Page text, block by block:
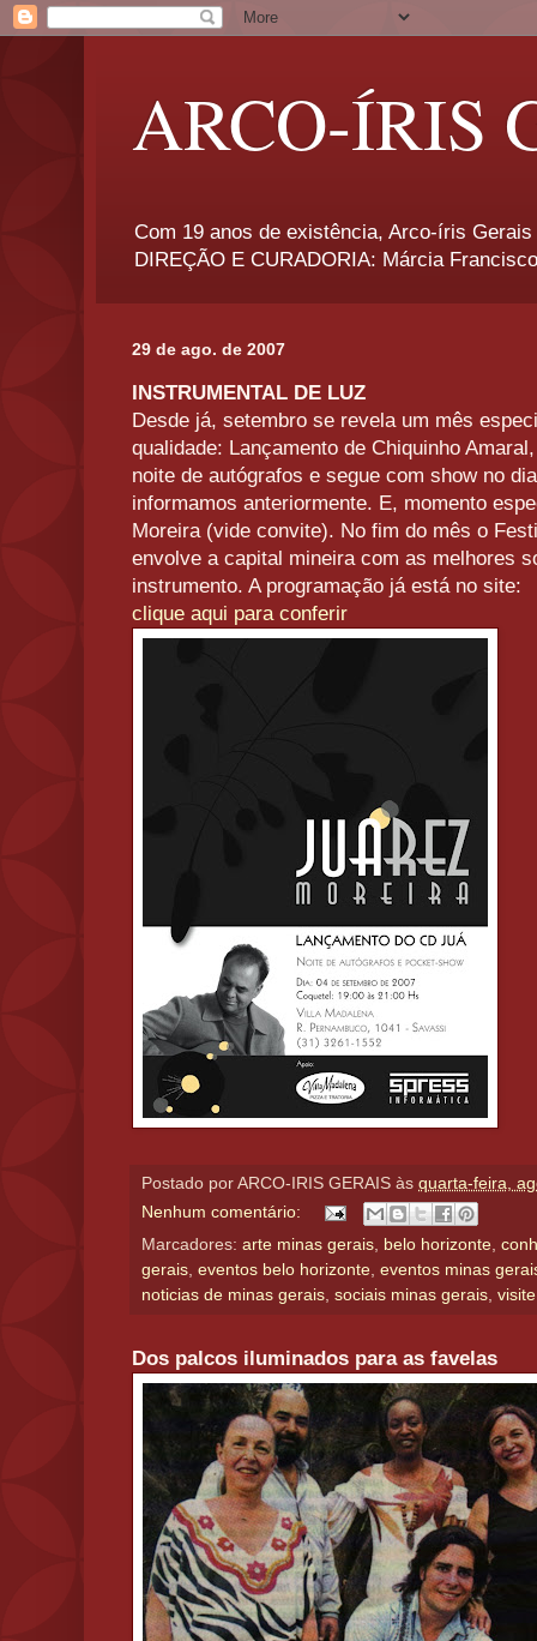
ARCO-ÍRIS
Com 19 anos de existência, Arco-íris
DIREÇÃO E CURADORIA: Márcia
29 de ago. de 2007
INSTRUMENTAL DE LUZ
Desde já, setembro se revela um mês
qualidade: Lançamento de Chiquinho
noite de autógrafos e segue com show no
informamos anteriormente. E, momento
Moreira (vide convite). No fim do mês o
envolve a capital mineira com as melhores
instrumento. A programação já está no site:
clique aqui para conferir
Postado por ARCO-IRIS GERAIS às quarta-feira,
Nenhum comentário:
Marcadores: arte minas gerais belo horizonte
gerais eventos belo horizonte eventos minas
noticias de minas gerais sociais minas gerais
Dos palcos iluminados para as favelas